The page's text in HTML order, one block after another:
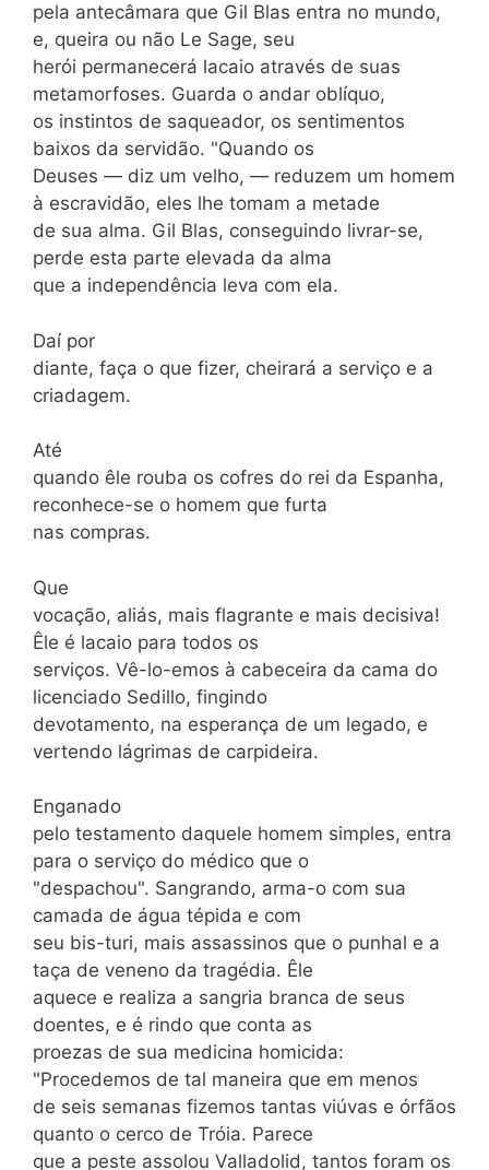
pela antecâmara que Gil Blas entra no mundo,
e, queira ou não Le Sage, seu
herói permanecerá lacaio através de suas
metamorfoses. Guarda o andar oblíquo,
os instintos de saqueador, os sentimentos
baixos da servidão. "Quando os
Deuses — diz um velho, — reduzem um homem
à escravidão, eles lhe tomam a metade
de sua alma. Gil Blas, conseguindo livrar-se,
perde esta parte elevada da alma
que a independência leva com ela.
Daí por
diante, faça o que fizer, cheirará a serviço e a
criadagem.
Até
quando êle rouba os cofres do rei da Espanha,
reconhece-se o homem que furta
nas compras.
Que
vocação, aliás, mais flagrante e mais decisiva!
Êle é lacaio para todos os
serviços. Vê-lo-emos à cabeceira da cama do
licenciado Sedillo, fingindo
devotamento, na esperança de um legado, e
vertendo lágrimas de carpideira.
Enganado
pelo testamento daquele homem simples, entra
para o serviço do médico que o
"despachou". Sangrando, arma-o com sua
camada de água tépida e com
seu bis-turi, mais assassinos que o punhal e a
taça de veneno da tragédia. Êle
aquece e realiza a sangria branca de seus
doentes, e é rindo que conta as
proezas de sua medicina homicida:
"Procedemos de tal maneira que em menos
de seis semanas fizemos tantas viúvas e órfãos
quanto o cerco de Tróia. Parece
que a peste assolou Valladolid, tantos foram os